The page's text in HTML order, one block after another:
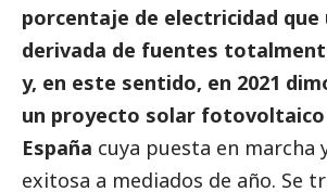
porcentaje de electricidad
derivada de fuentes
y, en este sentido, en 2021
un proyecto solar fotovoltaico
España cuya puesta en marcha
exitosa a mediados de año. Se